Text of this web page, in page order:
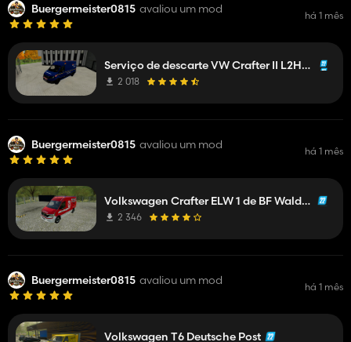
Buergermeister0815 avaliou um mod há 1 mês
Serviço de descarte VW Crafter II L2H2 da Netzgesellschaft
2 018
Buergermeister0815 avaliou um mod há 1 mês
Volkswagen Crafter ELW 1 de BF Waldstetten
2 346
Buergermeister0815 avaliou um mod há 1 mês
Volkswagen T6 Deutsche Post